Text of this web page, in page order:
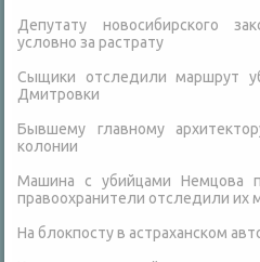
Депутату новосибирского
условно за растрату
Сыщики отследили маршрут
Дмитровки
Бывшему главному
колонии
Машина с убийцами Немцова
правоохранители отследили их
На блокпосту в астраханском